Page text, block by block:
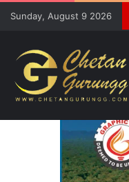
Sunday, August 9 2026